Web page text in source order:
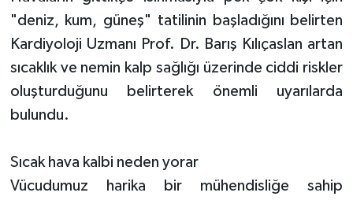
"deniz, kum, güneş" tatilinin başladığını belirten
Kardiyoloji Uzmanı Prof. Dr. Barış Kılıçaslan artan
sıcaklık ve nemin kalp sağlığı üzerinde ciddi riskler
oluşturduğunu belirterek önemli uyarılarda
bulundu.
Sıcak hava kalbi neden yorar
Vücudumuz harika bir mühendisliğe sahip